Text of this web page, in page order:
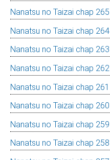
Nanatsu no Taizai chap 265
Nanatsu no Taizai chap 264
Nanatsu no Taizai chap 263
Nanatsu no Taizai chap 262
Nanatsu no Taizai chap 261
Nanatsu no Taizai chap 260
Nanatsu no Taizai chap 259
Nanatsu no Taizai chap 258